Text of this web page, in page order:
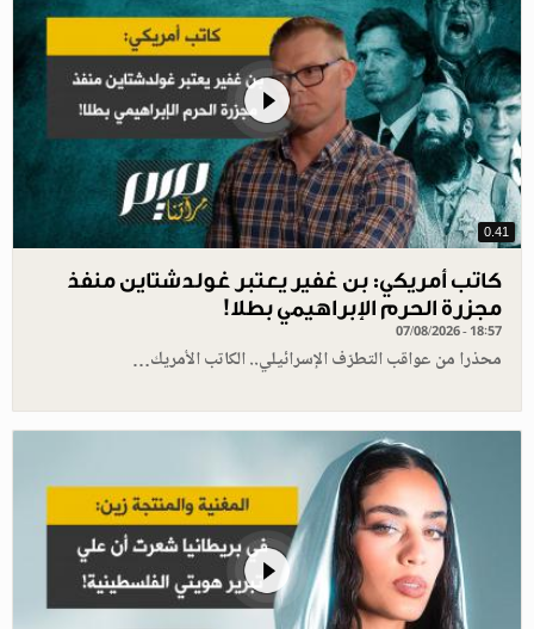
0.41
كاتب أمريكي: بن غفير يعتبر غولدشتاين منفذ
مجزرة الحرم الإبراهيمي بطلا!
07/08/2026 - 18:57
محذرا من عواقب التطرّف الإسرائيلي.. الكاتب الأمريك…